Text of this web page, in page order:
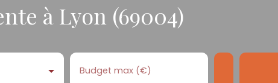
à Lyon (69004)
Budget max (€)